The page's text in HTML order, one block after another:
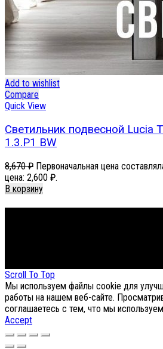
Add to wishlist
Compare
Quick View
Светильник подвесной Lucia
1.3.P1 BW
8,670₽ Первоначальная цена
цена: 2,600 ₽.
В корзину
Scroll To Top
Мы используем файлы cookie для
работы на нашем веб-сайте.
соглашаетесь с тем, что мы
Accept